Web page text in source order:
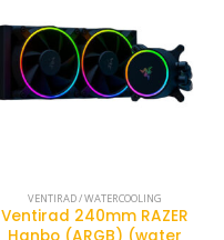
VENTIRAD / WATERCOOLING
Ventirad 240mm RAZER